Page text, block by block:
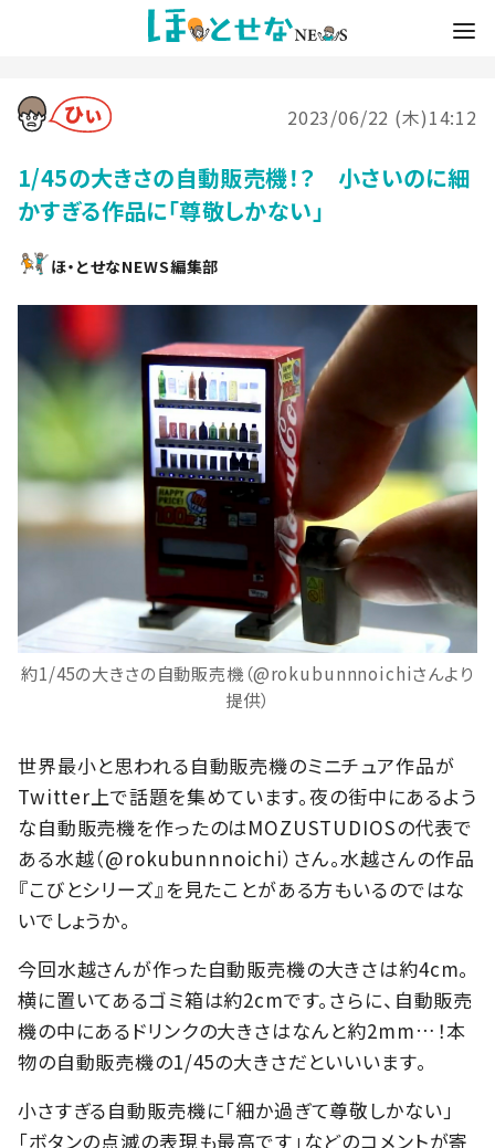
2023/06/22 (木)14:12
1/45の大きさの自動販売機！？ 小さいのに細
かすぎる作品に「尊敬しかない」
ほ・とせなNEWS編集部
約1/45の大きさの自動販売機（@rokubunnnoichiさんより
提供）
世界最小と思われる自動販売機のミニチュア作品が
Twitter上で話題を集めています。夜の街中にあるよう
な自動販売機を作ったのはMOZUSTUDIOSの代表で
ある水越（@rokubunnnoichi）さん。水越さんの作品
『こびとシリーズ』を見たことがある方もいるのではな
いでしょうか。
今回水越さんが作った自動販売機の大きさは約4cm。
横に置いてあるゴミ箱は約2cmです。さらに、自動販売
機の中にあるドリンクの大きさはなんと約2mm…！本
物の自動販売機の1/45の大きさだといいいます。
小さすぎる自動販売機に「細か過ぎて尊敬しかない」
「ボタンの点滅の表現も最高です」などのコメントが寄